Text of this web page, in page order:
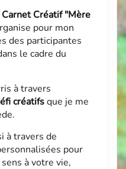
Carnet Créatif "Mère
pour mon
des participantes
le cadre du
à travers
créatifsque je me
à travers de
pour
à votre vie,